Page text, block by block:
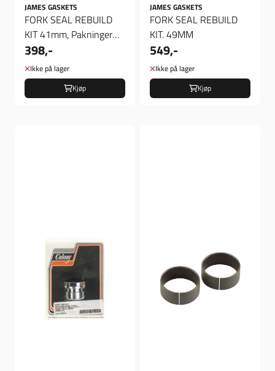
JAMES GASKETS
FORK SEAL REBUILD
KIT 41mm, Pakninger
Gaffel
398,-
Ikke på lager
Kjøp
JAMES GASKETS
FORK SEAL REBUILD
KIT. 49MM
549,-
Ikke på lager
Kjøp